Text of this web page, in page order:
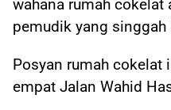
wahana rumah cokelat
pemudik yang singgah
Posyan rumah cokelat
empat Jalan Wahid